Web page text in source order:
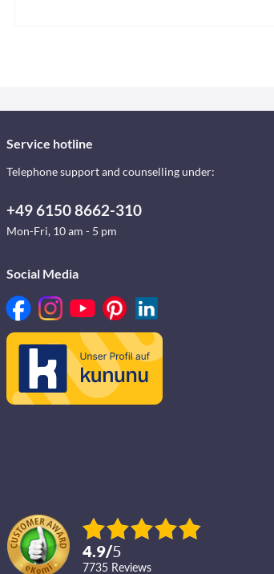
Service hotline
Telephone support and counselling under:
+49 6150 8662-310
Mon-Fri, 10 am - 5 pm
Social Media
4.9/5
7735 reviews